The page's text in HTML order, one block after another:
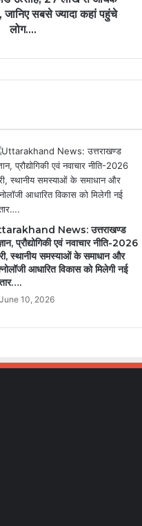
जानिए सबसे ज्यादा कहां पहुंचे
लोग….
News: उत्तराखण्ड
प्रौद्योगिकी एवं नवाचार नीति-2026
स्थानीय समस्याओं के समाधान और
आधारित विकास को मिलेगी नई
June 10, 2026